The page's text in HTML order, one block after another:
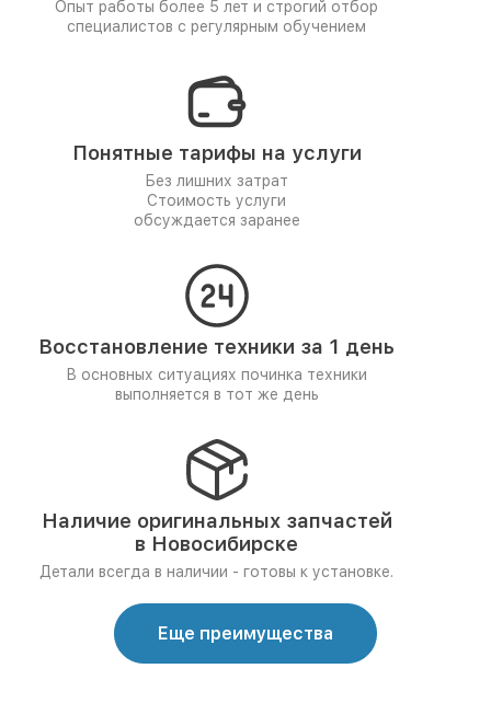
Опыт работы более 5 лет и строгий отбор
специалистов с регулярным обучением
Понятные тарифы на услуги
Без лишних затрат
Стоимость услуги
обсуждается заранее
Восстановление техники за 1 день
В основных ситуациях починка техники
выполняется в тот же день
Наличие оригинальных запчастей
в Новосибирске
Детали всегда в наличии - готовы к установке.
Еще преимущества